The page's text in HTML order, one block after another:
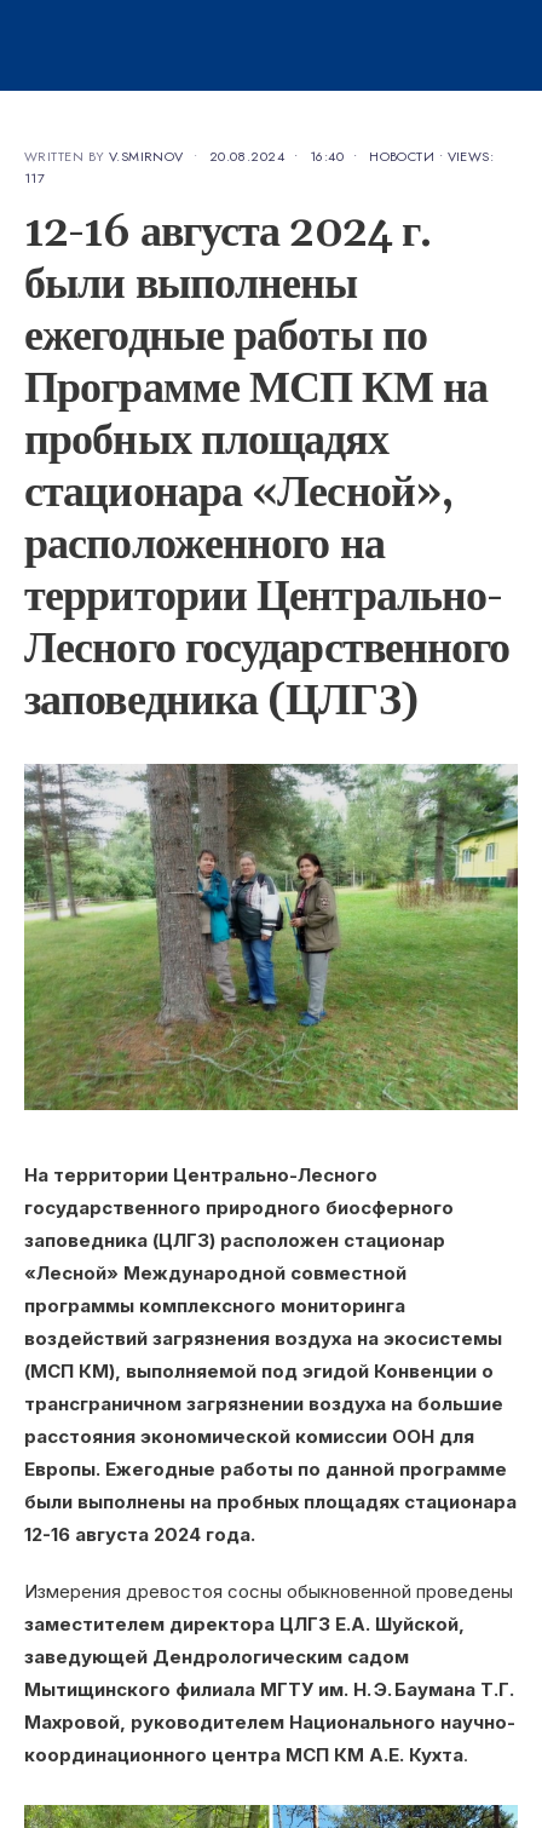
WRITTEN BY V.SMIRNOV • 20.08.2024 • 16:40 • НОВОСТИ • VIEWS:
117
12-16 августа 2024 г.
были выполнены
ежегодные работы по
Программе МСП КМ на
пробных площадях
стационара «Лесной»,
расположенного на
территории Центрально-
Лесного государственного
заповедника (ЦЛГЗ)
На территории Центрально-Лесного
государственного природного биосферного
заповедника (ЦЛГЗ) расположен стационар
«Лесной» Международной совместной
программы комплексного мониторинга
воздействий загрязнения воздуха на экосистемы
(МСП КМ), выполняемой под эгидой Конвенции о
трансграничном загрязнении воздуха на большие
расстояния экономической комиссии ООН для
Европы. Ежегодные работы по данной программе
были выполнены на пробных площадях стационара
12-16 августа 2024 года.
Измерения древостоя сосны обыкновенной проведены
заместителем директора ЦЛГЗ Е.А. Шуйской,
заведующей Дендрологическим садом
Мытищинского филиала МГТУ им. Н. Э. Баумана Т.Г.
Махровой, руководителем Национального научно-
координационного центра МСП КМ А.Е. Кухта.